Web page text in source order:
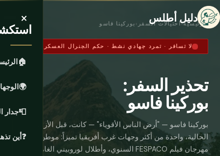
دليل أطلس ×
🏠
🌍
📮جدار
❓أين
الرئيسية›احتيالات السفر › بوركينا فاسو
لا تسافر · تمرد جهادي نشط · حكم الجنرال العسكري
تحذير السفر:
بوركينا فاسو
بوركينا فاسو — "أرض الناس الأقوياء" — كانت، قبل الأزمة
الحالية، واحدة من أكثر وجهات غرب أفريقيا تميزاً: موطن
مهرجان فيلم FESPACO السنوي، وأطلال لوروبيني الغامضة،